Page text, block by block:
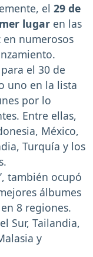
el 29 de
lugar en las
en numerosos
el 30 de
uno en la lista
por lo
Entre ellas,
México,
Turquía y los
también ocupó
álbumes
8 regiones.
Sur, Tailandia,
y